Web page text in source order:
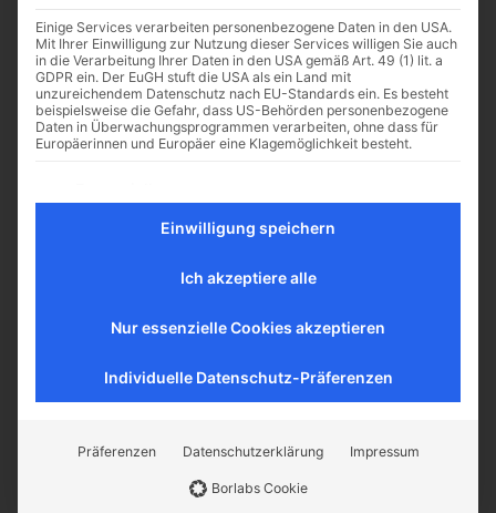
CATHWALK.DE
Der Cathwalk ist ein Herzensanliegen von
traditionellen Katholiken, um den Glauben zu
Einige Services verarbeiten personenbezogene Daten in den USA.
Mit Ihrer Einwilligung zur Nutzung dieser Services willigen Sie auch
in die Verarbeitung Ihrer Daten in den USA gemäß Art. 49 (1) lit. a
GDPR ein. Der EuGH stuft die USA als ein Land mit
unzureichendem Datenschutz nach EU-Standards ein. Es besteht
beispielsweise die Gefahr, dass US-Behörden personenbezogene
Daten in Überwachungsprogrammen verarbeiten, ohne dass für
Europäerinnen und Europäer eine Klagemöglichkeit besteht.
und sind für das ordnungsgemäße Funktionieren der
Aufschluss darüber geben, wie unsere Besucher mit unserer
Website umgehen.
Externe Medien
manuelle Einwilligung mehr erforderlich.
Einwilligung speichern
Ich akzeptiere alle
Nur essenzielle Cookies akzeptieren
Individuelle Datenschutz-Präferenzen
Präferenzen Datenschutzerklärung Impressum
Borlabs Cookie